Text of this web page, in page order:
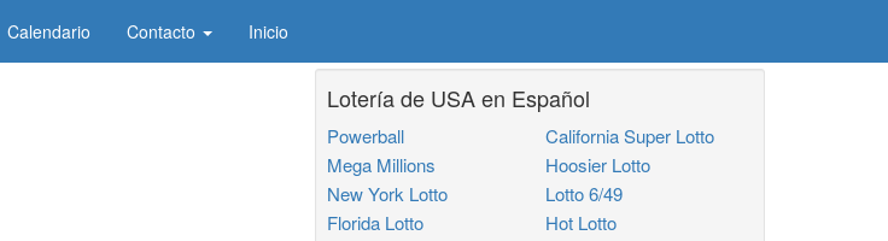
Calendario Contacto Inicio
Lotería de USA en Español
Powerball
Mega Millions
New York Lotto
Florida Lotto
California Super Lotto
Hoosier Lotto
Lotto 6/49
Hot Lotto